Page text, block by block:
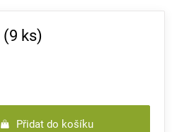
(9 ks)
Přidat do košíku